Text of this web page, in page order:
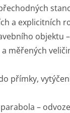
a explicitních
měřených
přímky,
–